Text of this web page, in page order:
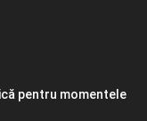
pentru momentele